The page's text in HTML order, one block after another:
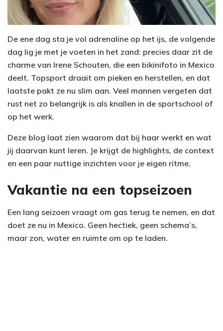
De ene dag sta je vol adrenaline op het ijs, de volgende
dag lig je met je voeten in het zand: precies daar zit de
charme van Irene Schouten, die een bikinifoto in Mexico
deelt. Topsport draait om pieken en herstellen, en dat
laatste pakt ze nu slim aan. Veel mannen vergeten dat
rust net zo belangrijk is als knallen in de sportschool of
op het werk.
Deze blog laat zien waarom dat bij haar werkt en wat
jij daarvan kunt leren. Je krijgt de highlights, de context
en een paar nuttige inzichten voor je eigen ritme.
Vakantie na een topseizoen
Een lang seizoen vraagt om gas terug te nemen, en dat
doet ze nu in Mexico. Geen hectiek, geen schema’s,
maar zon, water en ruimte om op te laden.